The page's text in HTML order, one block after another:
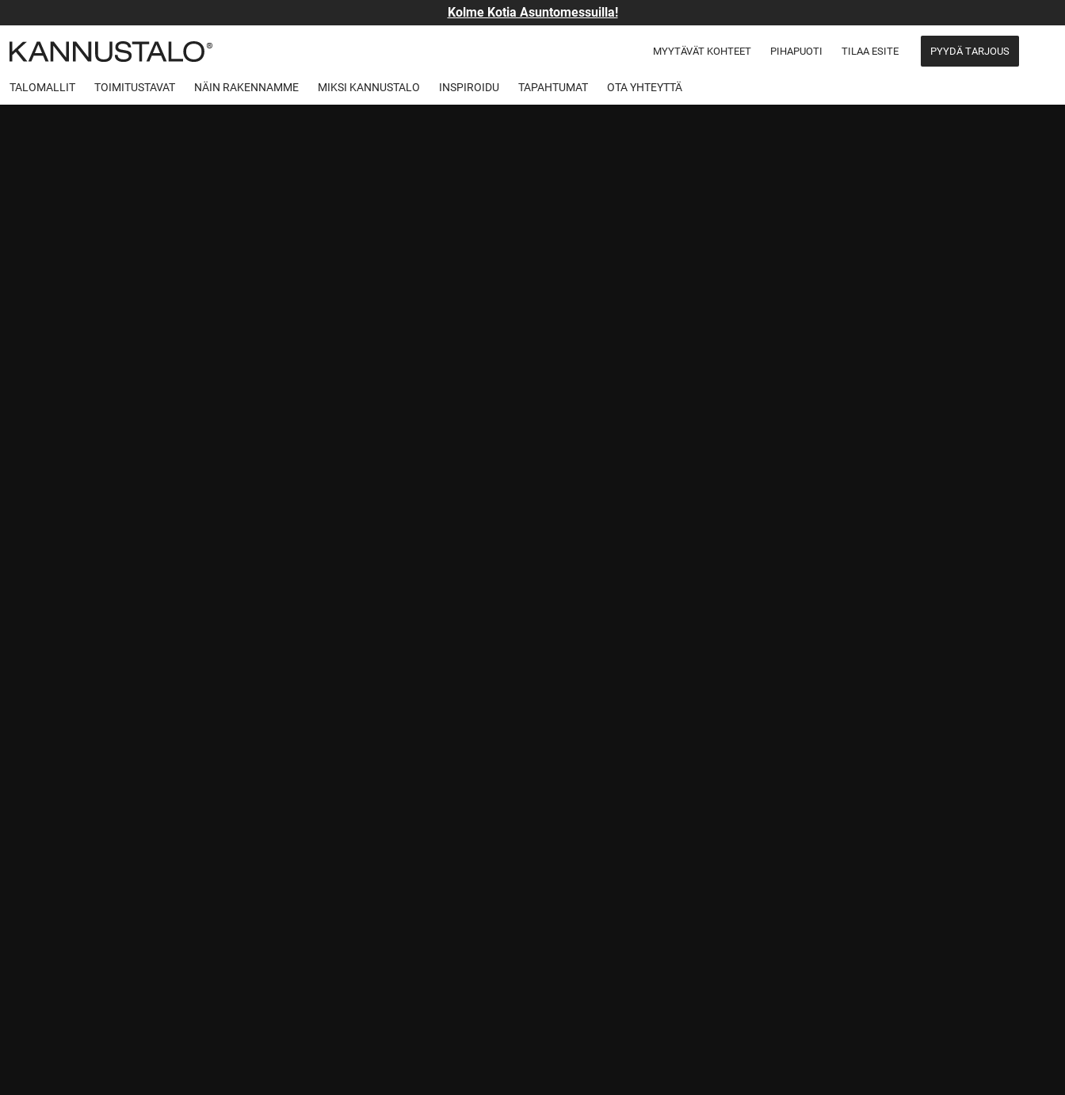
Kolme Kotia Asuntomessuilla!
MYYTÄVÄT KOHTEET PIHAPUOTI TILAA ESITE PYYDÄ TARJOUS
TALOMALLIT TOIMITUSTAVAT NÄIN RAKENNAMME MIKSI KANNUSTALO INSPIROIDU TAPAHTUMAT OTA YHTEYTTÄ